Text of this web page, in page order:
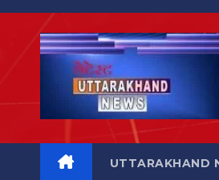
Skip
content
UTTARAKHAND